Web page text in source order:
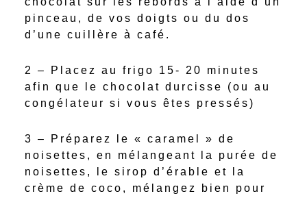
pinceau, de vos doigts ou du dos
d’une cuillère à café.
2 – Placez au frigo 15- 20 minutes
afin que le chocolat durcisse (ou au
congélateur si vous êtes pressés)
3 – Préparez le « caramel » de
noisettes, en mélangeant la purée de
noisettes, le sirop d’érable et la
crème de coco, mélangez bien pour